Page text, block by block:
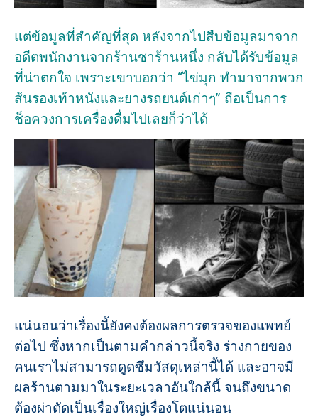
แต่ข้อมูลที่สำคัญที่สุด หลังจากไปสืบข้อมูลมาจาก
อดีตพนักงานจากร้านชาร้านหนึ่ง กลับได้รับข้อมูล
ที่น่าตกใจ เพราะเขาบอกว่า “ไข่มุก ทำมาจากพวก
ส้นรองเท้าหนังและยางรถยนต์เก่าๆ” ถือเป็นการ
ช็อควงการเครื่องดื่มไปเลยก็ว่าได้
แน่นอนว่าเรื่องนี้ยังคงต้องผลการตรวจของแพทย์
ต่อไป ซึ่งหากเป็นตามคำกล่าวนี้จริง ร่างกายของ
คนเราไม่สามารถดูดซึมวัสดุเหล่านี้ได้ และอาจมี
ผลร้านตามมาในระยะเวลาอันใกล้นี้ จนถึงขนาด
ต้องผ่าตัดเป็นเรื่องใหญ่เรื่องโตแน่นอน